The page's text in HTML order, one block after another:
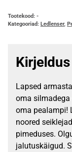
Tootekood: -
Kategooriad: Ledlenser,
Kirjeldus
Lapsed
oma
oma pealampi!
noored
pimeduses.
jalutuskäigud.